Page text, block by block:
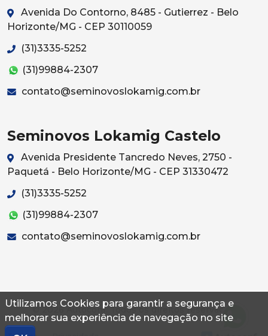
Utilizamos Cookies para garantir a segurança e
melhorar sua experiência de navegação no site
Avenida Do Contorno, 8485 - Gutierrez - Belo
Horizonte/MG - CEP 30110059
(31)3335-5252
(31)99884-2307
contato@seminovoslokamig.com.br
Seminovos Lokamig Castelo
Avenida Presidente Tancredo Neves, 2750 -
Paquetá - Belo Horizonte/MG - CEP 31330472
(31)3335-5252
(31)99884-2307
contato@seminovoslokamig.com.br
© 2026 Autoconf. Todos os direitos reservados.